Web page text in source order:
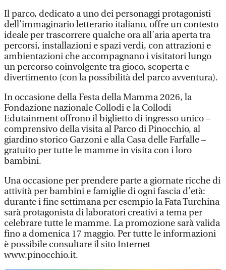
Il parco, dedicato a uno dei personaggi protagonisti
dell’immaginario letterario italiano, offre un contesto
ideale per trascorrere qualche ora all’aria aperta tra
percorsi, installazioni e spazi verdi, con attrazioni e
ambientazioni che accompagnano i visitatori lungo
un percorso coinvolgente tra gioco, scoperta e
divertimento (con la possibilità del parco avventura).
In occasione della Festa della Mamma 2026, la
Fondazione nazionale Collodi e la Collodi
Edutainment offrono il biglietto di ingresso unico –
comprensivo della visita al Parco di Pinocchio, al
giardino storico Garzoni e alla Casa delle Farfalle –
gratuito per tutte le mamme in visita con i loro
bambini.
Una occasione per prendere parte a giornate ricche di
attività per bambini e famiglie di ogni fascia d’età:
durante i fine settimana per esempio la Fata Turchina
sarà protagonista di laboratori creativi a tema per
celebrare tutte le mamme. La promozione sarà valida
fino a domenica 17 maggio. Per tutte le informazioni
è possibile consultare il sito Internet
www.pinocchio.it.